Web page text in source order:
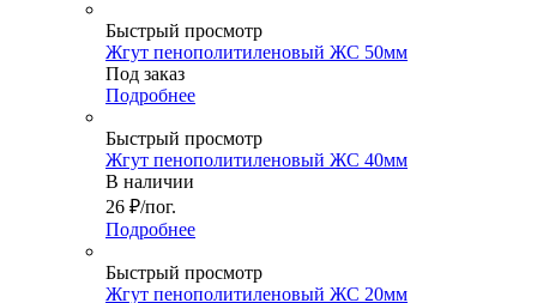
Быстрый просмотр
Жгут пенополитиленовый ЖС 50мм
Под заказ
Подробнее
Быстрый просмотр
Жгут пенополитиленовый ЖС 40мм
В наличии
26 ₽/пог.
Подробнее
Быстрый просмотр
Жгут пенополитиленовый ЖС 20мм